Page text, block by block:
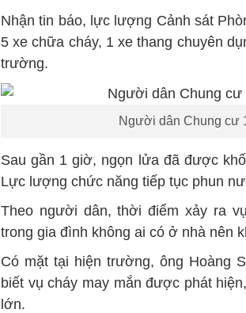
Nhận tin báo, lực lượng Cảnh sát
5 xe chữa cháy, 1 xe thang chuyên
trường.
Người dân Chung cư
Sau gần 1 giờ, ngọn lửa đã được
Lực lượng chức năng tiếp tục phun
Theo người dân, thời điểm xảy ra
trong gia đình không ai có ở nhà nên
Có mặt tại hiện trường, ông Hoàng
biết vụ cháy may mắn được phát
lớn.